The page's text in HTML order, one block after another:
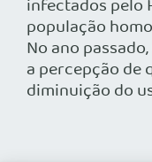
infectados pelo
população
No ano
a percepção de
diminuição do